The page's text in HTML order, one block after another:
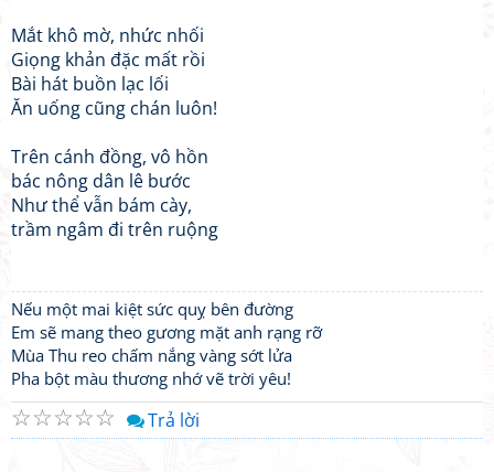
Mắt khô mờ, nhức nhối
Giọng khản đặc mất rồi
Bài hát buồn lạc lối
Ăn uống cũng chán luôn!
Trên cánh đồng, vô hồn
bác nông dân lê bước
Như thể vẫn bám cày,
trầm ngâm đi trên ruộng
Nếu một mai kiệt sức quỵ bên đường
Em sẽ mang theo gương mặt anh rạng rỡ
Mùa Thu reo chấm nắng vàng sớt lửa
Pha bột màu thương nhớ vẽ trời yêu!
☆
☆
☆
☆
☆ Trả lời